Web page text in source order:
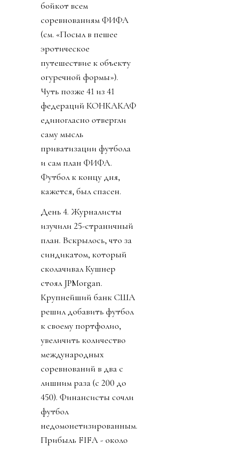
бойкот всем
соревнованиям ФИФА
(см. «Посыл в пешее
эротическое
путешествие к объекту
огуречной формы»).
Чуть позже 41 из 41
федераций КОНКАКАФ
единогласно отвергли
саму мысль
приватизации футбола
и сам план ФИФА.
Футбол к концу дня,
кажется, был спасен.
День 4. Журналисты
изучили 25-страничный
план. Вскрылось, что за
синдикатом, который
сколачивал Кушнер
стоял JPMorgan.
Крупнейший банк США
решил добавить футбол
к своему портфолио,
увеличить количество
международных
соревнований в два с
лишним раза (с 200 до
450). Финансисты сочли
футбол
недомонетизированным.
Прибыль FIFA - около